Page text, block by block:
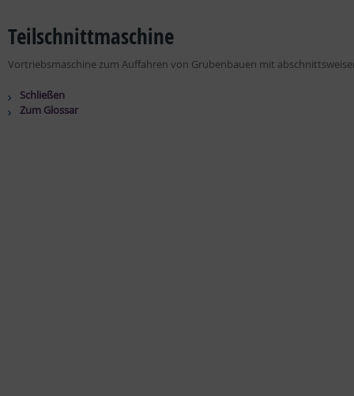
Teilschnittmaschine
Vortriebsmaschine zum Auffahren von Grubenbauen mit
Schließen
Zum Glossar